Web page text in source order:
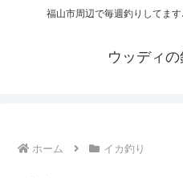
福山市周辺で毎週釣りしてま
ウッディ
ホーム イカ釣り